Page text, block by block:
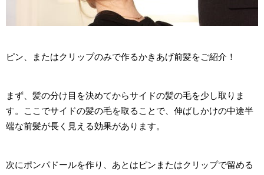
ピン、またはクリップのみで作るかきあげ前髪をご紹介！
まず、髪の分け目を決めてからサイドの髪の毛を少し取りま
す。ここでサイドの髪の毛を取ることで、伸ばしかけの中途半
端な前髪が長く見える効果があります。
次にポンパドールを作り、あとはピンまたはクリップで留める